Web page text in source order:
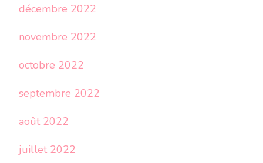
décembre 2022
novembre 2022
octobre 2022
septembre 2022
août 2022
juillet 2022